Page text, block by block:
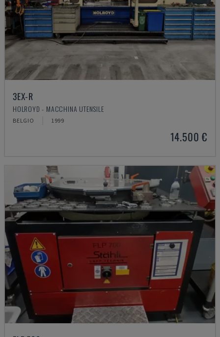
3EX-R
HOLROYD - MACCHINA UTENSILE
BELGIO 1999
14.500 €